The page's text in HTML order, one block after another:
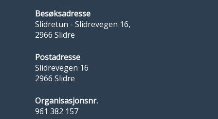
Besøksadresse
Slidretun - Slidrevegen 16,
2966 Slidre
Postadresse
Slidrevegen 16
2966 Slidre
Organisasjonsnr.
961 382 157